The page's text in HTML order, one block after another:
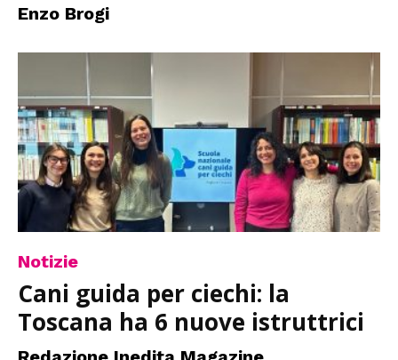
Enzo Brogi
Notizie
Cani guida per ciechi: la
Toscana ha 6 nuove istruttrici